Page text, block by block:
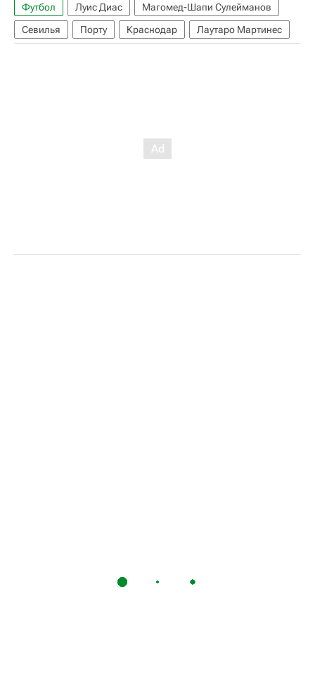
Футбол Луис Диас
Магомед-Шапи Сулейманов
Севилья
Порту Краснодар Лаутаро Мартинес